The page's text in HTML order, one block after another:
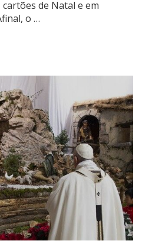
de Natal e em
o …